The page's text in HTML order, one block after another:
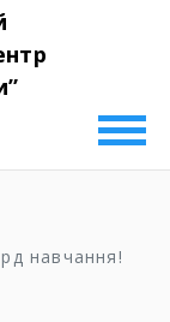
навчання!